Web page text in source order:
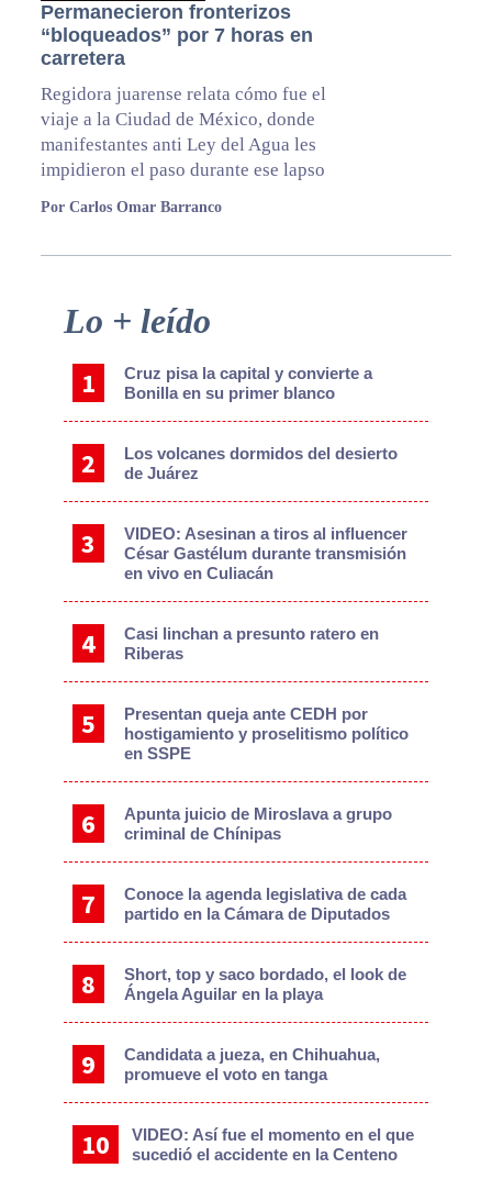
Permanecieron fronterizos
“bloqueados” por 7 horas en
carretera
Regidora juarense relata cómo fue el
viaje a la Ciudad de México, donde
manifestantes anti Ley del Agua les
impidieron el paso durante ese lapso
Por Carlos Omar Barranco
Primary
Lo + leído
Cruz pisa la capital y convierte a
Bonilla en su primer blanco
Los volcanes dormidos del desierto
de Juárez
VIDEO: Asesinan a tiros al influencer
César Gastélum durante transmisión
en vivo en Culiacán
Casi linchan a presunto ratero en
Riberas
Presentan queja ante CEDH por
hostigamiento y proselitismo político
en SSPE
Apunta juicio de Miroslava a grupo
criminal de Chínipas
Conoce la agenda legislativa de cada
partido en la Cámara de Diputados
Short, top y saco bordado, el look de
Ángela Aguilar en la playa
Candidata a jueza, en Chihuahua,
promueve el voto en tanga
VIDEO: Así fue el momento en el que
sucedió el accidente en la Centeno